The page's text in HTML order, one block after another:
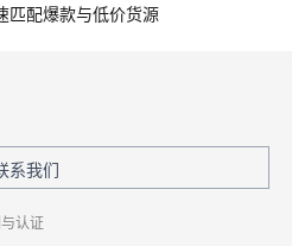
匹配爆款与低价货源
系我们
认证